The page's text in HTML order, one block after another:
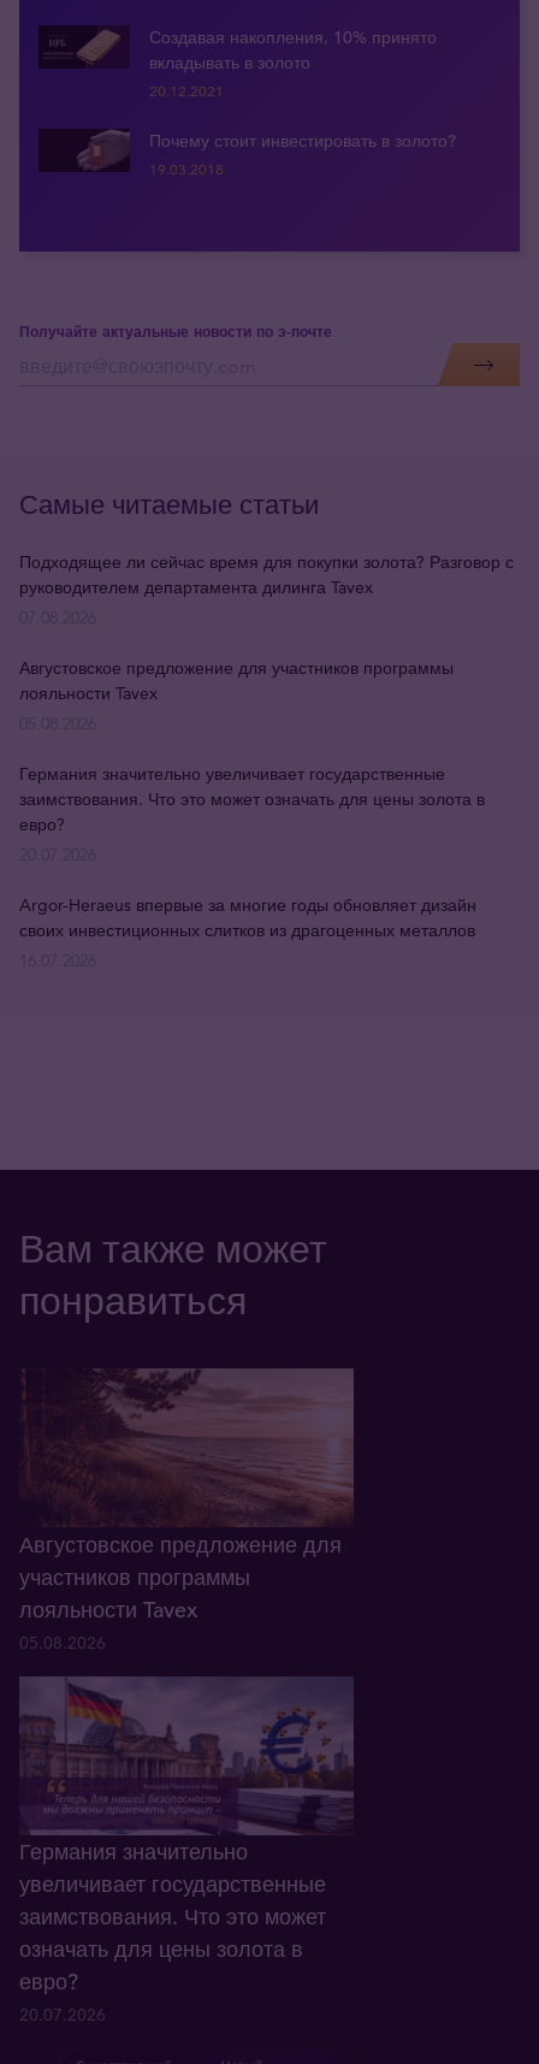
Создавая накопления, 10% принято
вкладывать в золото
20.12.2021
Почему стоит инвестировать в золото?
19.03.2018
Получайте актуальные новости по э-почте
Самые читаемые статьи
Подходящее ли сейчас время для покупки золота? Разговор с
руководителем департамента дилинга Tavex
Августовское предложение для участников программы
лояльности Tavex
Германия значительно увеличивает государственные
заимствования. Что это может означать для цены золота в
евро?
Argor-Heraeus впервые за многие годы обновляет дизайн
своих инвестиционных слитков из драгоценных металлов
Вам также может
понравиться
Августовское предложение для
участников программы
лояльности Tavex
05.08.2026
Германия значительно
увеличивает государственные
заимствования. Что это может
означать для цены золота в
евро?
20.07.2026